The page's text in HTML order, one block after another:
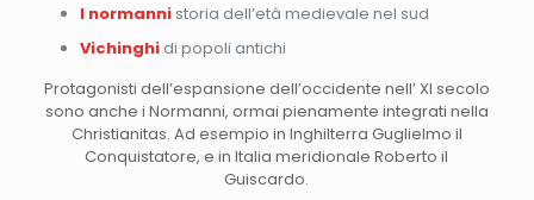
I normannistoria dell’età medievale nel sud
Vichinghidi popoli antichi
Protagonisti dell’espansione dell’occidente nell’ XI secolo
sono anche i Normanni, ormai pienamente integrati nella
Christianitas. Ad esempio in Inghilterra Guglielmo il
Conquistatore, e in Italia meridionale Roberto il
Guiscardo.